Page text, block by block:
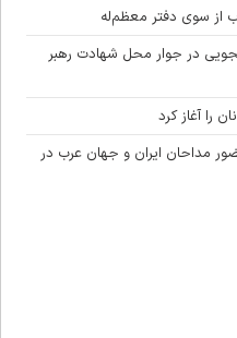
سوی دفتر معظم‌له
در جوار محل شهادت رهبر
آغاز کرد
مداحان ایران و جهان عرب در